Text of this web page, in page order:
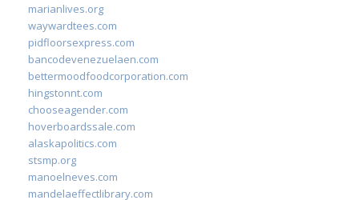
marianlives.org
waywardtees.com
pidfloorsexpress.com
bancodevenezuelaen.com
bettermoodfoodcorporation.com
hingstonnt.com
chooseagender.com
hoverboardssale.com
alaskapolitics.com
stsmp.org
manoelneves.com
mandelaeffectlibrary.com